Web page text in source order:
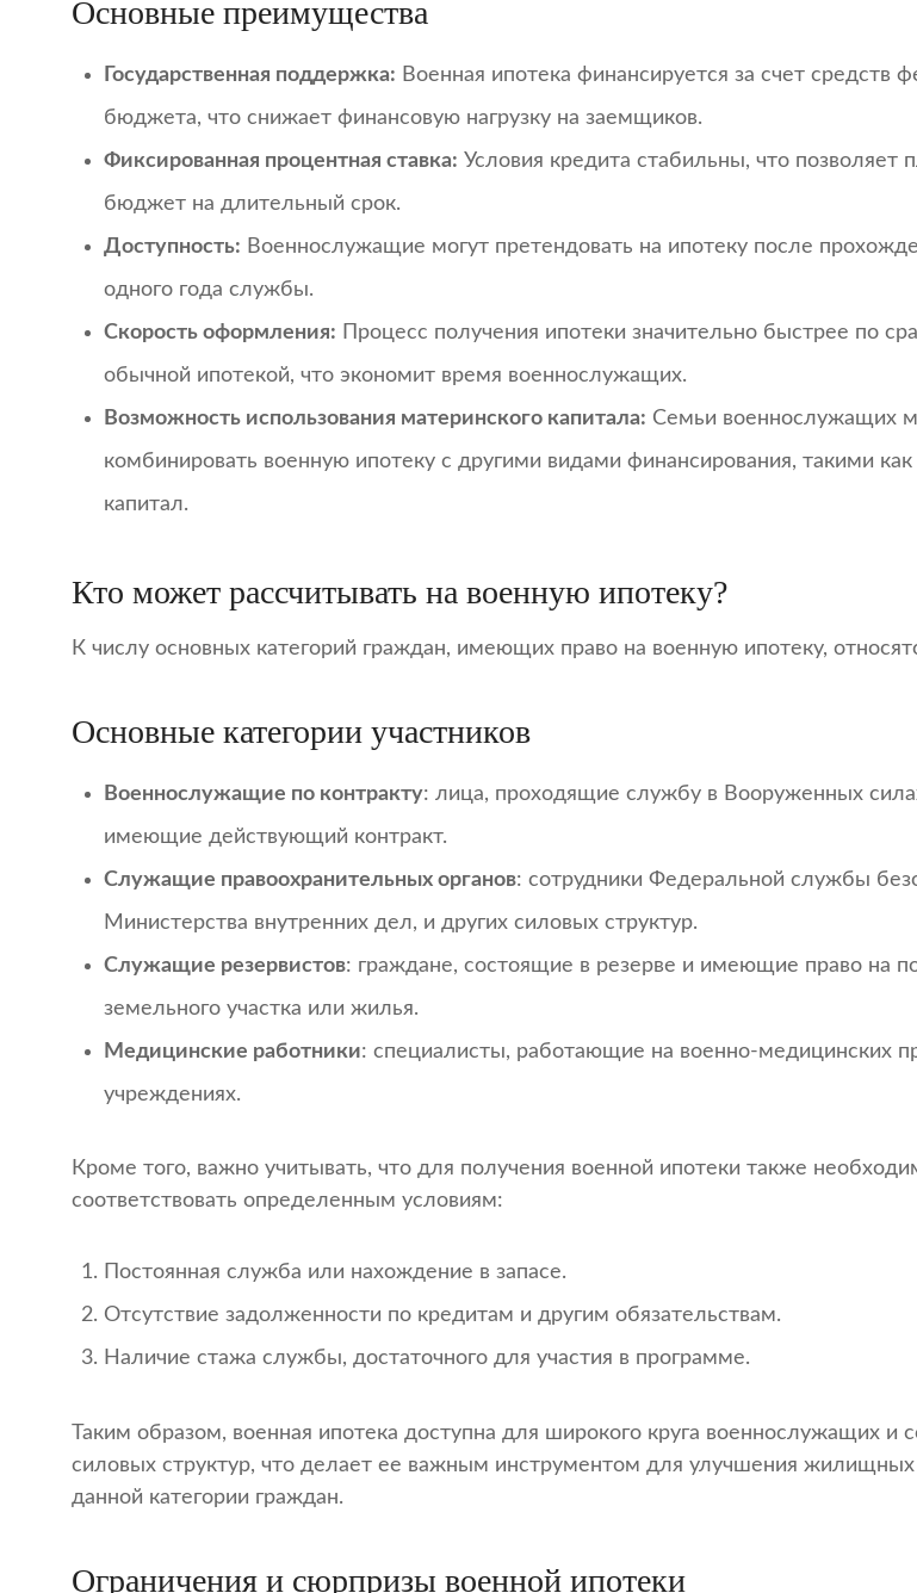
Основные преимущества
Государственная поддержка: Военная ипотека финансируется за счет средств
бюджета, что снижает финансовую нагрузку на заемщиков.
Фиксированная процентная ставка: Условия кредита стабильны, что позволяет
бюджет на длительный срок.
Доступность: Военнослужащие могут претендовать на ипотеку после
одного года службы.
Скорость оформления: Процесс получения ипотеки значительно быстрее по
обычной ипотекой, что экономит время военнослужащих.
Возможность использования материнского капитала: Семьи военнослужащих
комбинировать военную ипотеку с другими видами финансирования, такими
капитал.
Кто может рассчитывать на военную ипотеку?
К числу основных категорий граждан, имеющих право на военную ипотеку,
Основные категории участников
Военнослужащие по контракту: лица, проходящие службу в Вооруженных
имеющие действующий контракт.
Служащие правоохранительных органов: сотрудники Федеральной службы
Министерства внутренних дел, и других силовых структур.
Служащие резервистов: граждане, состоящие в резерве и имеющие право на
земельного участка или жилья.
Медицинские работники: специалисты, работающие на военно-медицинских
учреждениях.
Кроме того, важно учитывать, что для получения военной ипотеки также
соответствовать определенным условиям:
Постоянная служба или нахождение в запасе.
Отсутствие задолженности по кредитам и другим обязательствам.
Наличие стажа службы, достаточного для участия в программе.
Таким образом, военная ипотека доступна для широкого круга военнослужащих и
силовых структур, что делает ее важным инструментом для улучшения жилищных
данной категории граждан.
Ограничения и сюрпризы военной ипотеки